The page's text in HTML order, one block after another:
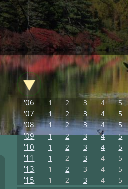
'06 1 2 3 4 5
'07 1 2 3 4 5
'08 1 2 3 4 5
'09 1 2 3 4 5
'10 1 2 3 4 5
'11 1 2 3 4 5
'13 1 2 3 4 5
'15 1 2 3 4 5